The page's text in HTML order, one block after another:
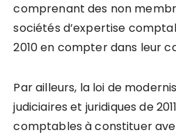
comprenant des non
sociétés d’expertise
2010 en compter dans leur
Par ailleurs, la loi de
judiciaires et juridiques de
comptables à constituer